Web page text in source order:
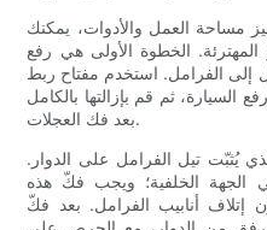
مساحة العمل والأدوات، يمكنك
المهترئة. الخطوة الأولى هي رفع
إلى الفرامل. استخدم مفتاح ربط
ثم قم بإزالتها بالكامل
بعد فك العجلات.
يُثبّت تيل الفرامل على الدوار.
الجهة الخلفية؛ ويجب فكّ هذه
إتلاف أنابيب الفرامل. بعد فكّ